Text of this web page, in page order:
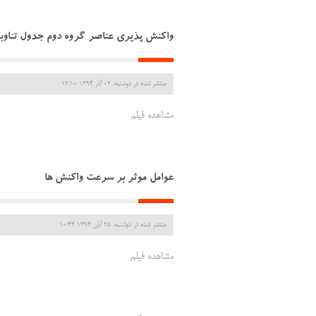
واکنش پذیری عناصر گروه دوم جدول
منتشر شده در دوشنبه, 02 آذر 1394 12:10
مشاهده فیلم
عوامل موثر بر سرعت واکنش ها
منتشر شده در دوشنبه, 25 آبان 1394 10:44
مشاهده فیلم